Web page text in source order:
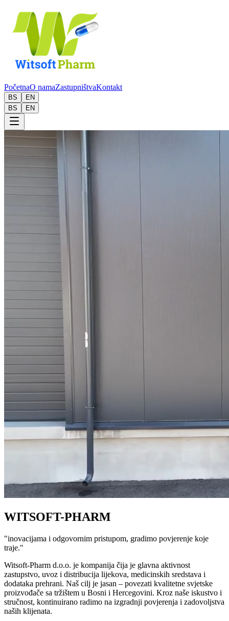
PočetnaO namaZastupništvaKontakt
BS
EN
BS
EN
WITSOFT-PHARM
"inovacijama i odgovornim pristupom, gradimo povjerenje koje
traje."
Witsoft-Pharm d.o.o. je kompanija čija je glavna aktivnost
zastupstvo, uvoz i distribucija lijekova, medicinskih sredstava i
dodataka prehrani. Naš cilj je jasan – povezati kvalitetne svjetske
proizvođače sa tržištem u Bosni i Hercegovini. Kroz naše iskustvo i
stručnost, kontinuirano radimo na izgradnji povjerenja i zadovoljstva
naših klijenata.